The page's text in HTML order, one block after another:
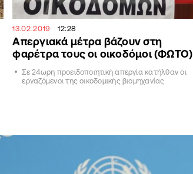
13.02.2019 12:28
Απεργιακά μέτρα βάζουν στη
φαρέτρα τους οι οικοδόμοι (ΦΩΤΟ)
Σε 24ωρη προειδοποιητική απεργία κατήλθαν οι
εργαζόμενοι της οικοδομικής βιομηχανίας